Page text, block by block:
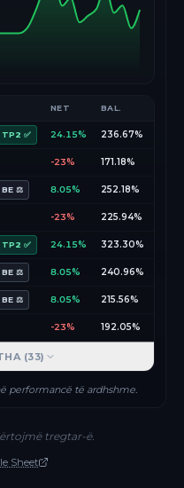
NET BAL.
TP2 ✅ 24.15% 236.67%
-23% 171.18%
BE ⚖️ 8.05% 252.18%
-23% 225.94%
TP2 ✅ 24.15% 323.30%
BE ⚖️ 8.05% 240.96%
BE ⚖️ 8.05% 215.56%
-23% 192.05%
(33)
performancë të ardhshme.
tregtar-ë.
Sheet